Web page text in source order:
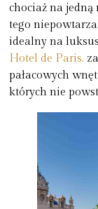
chociaż na jedną
tego
idealny na
Hotel de Paris.
pałacowych
których nie